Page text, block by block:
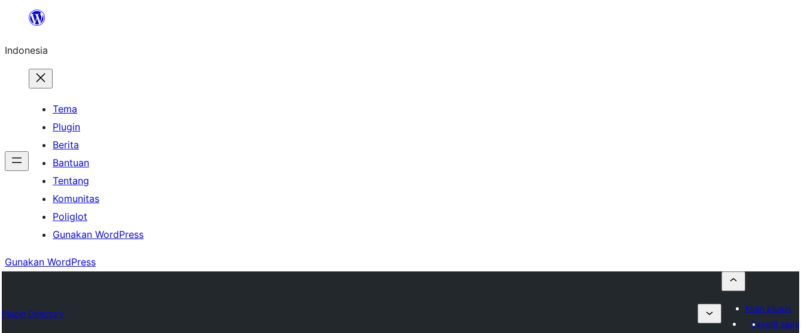
Lewati
konten
Indonesia
Tema
Plugin
Berita
Bantuan
Tentang
Komunitas
Poliglot
Gunakan WordPress
Gunakan WordPress
Plugin Directory
Kirim plugin
Favorit saya